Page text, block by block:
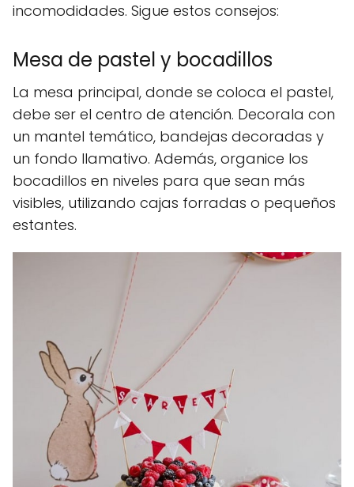
incomodidades. Sigue estos consejos:
Mesa de pastel y bocadillos
La mesa principal, donde se coloca el pastel,
debe ser el centro de atención. Decorala con
un mantel temático, bandejas decoradas y
un fondo llamativo. Además, organice los
bocadillos en niveles para que sean más
visibles, utilizando cajas forradas o pequeños
estantes.